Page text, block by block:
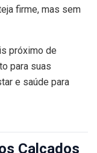
firme, mas sem
próximo de
para suas
e saúde para
Calçados